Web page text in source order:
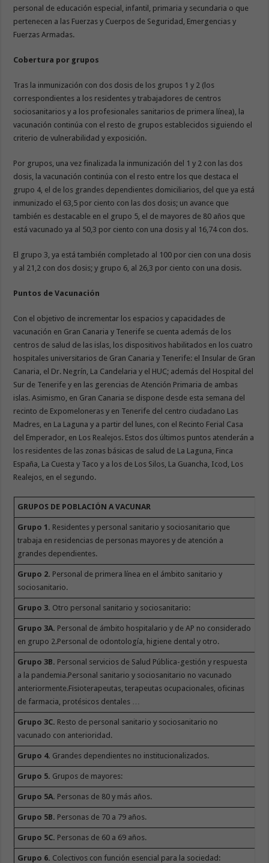
personal de educación especial, infantil, primaria y secundaria o que
pertenecen a las Fuerzas y Cuerpos de Seguridad, Emergencias y
Fuerzas Armadas.
Cobertura por grupos
Tras la inmunización con dos dosis de los grupos 1 y 2 (los
correspondientes a los residentes y trabajadores de centros
sociosanitarios y a los profesionales sanitarios de primera línea), la
vacunación continúa con el resto de grupos establecidos siguiendo el
criterio de vulnerabilidad y exposición.
Por grupos, una vez finalizada la inmunización del 1 y 2 con las dos
dosis, la vacunación continúa con el resto entre los que destaca el
grupo 4, el de los grandes dependientes domiciliarios, del que ya está
inmunizado el 63,5 por ciento con las dos dosis; un avance que
también es destacable en el grupo 5, el de mayores de 80 años que
está vacunado ya al 50,3 por ciento con una dosis y al 16,74 con dos.
El grupo 3, ya está también completado al 100 por cien con una dosis
y al 21,2 con dos dosis; y grupo 6, al 26,3 por ciento con una dosis.
Puntos de Vacunación
Con el objetivo de incrementar los espacios y capacidades de
vacunación en Gran Canaria y Tenerife se cuenta además de los
centros de salud de las islas, los dispositivos habilitados en los cuatro
hospitales universitarios de Gran Canaria y Tenerife: el Insular de Gran
Canaria, el Dr. Negrín, La Candelaria y el HUC; además del Hospital del
Sur de Tenerife y en las gerencias de Atención Primaria de ambas
islas. Asimismo, en Gran Canaria se dispone desde esta semana del
recinto de Expomeloneras y en Tenerife del centro ciudadano Las
Madres, en La Laguna y a partir del lunes, con el Recinto Ferial Casa
del Emperador, en Los Realejos. Estos dos últimos puntos atenderán a
los residentes de las zonas básicas de salud de La Laguna, Finca
España, La Cuesta y Taco y a los de Los Silos, La Guancha, Icod, Los
Realejos, en el segundo.
GRUPOS DE POBLACIÓN A VACUNAR
Grupo 1. Residentes y personal sanitario y sociosanitario que
trabaja en residencias de personas mayores y de atención a
grandes dependientes.
Grupo 2. Personal de primera línea en el ámbito sanitario y
sociosanitario.
Grupo 3. Otro personal sanitario y sociosanitario:
Grupo 3A. Personal de ámbito hospitalario y de AP no considerado
en grupo 2.Personal de odontología, higiene dental y otro.
Grupo 3B. Personal servicios de Salud Pública-gestión y respuesta
a la pandemia.Personal sanitario y sociosanitario no vacunado
anteriormente.Fisioterapeutas, terapeutas ocupacionales, oficinas
de farmacia, protésicos dentales …
Grupo 3C. Resto de personal sanitario y sociosanitario no
vacunado con anterioridad.
Grupo 4. Grandes dependientes no institucionalizados.
Grupo 5. Grupos de mayores:
Grupo 5A. Personas de 80 y más años.
Grupo 5B. Personas de 70 a 79 años.
Grupo 5C. Personas de 60 a 69 años.
Grupo 6. Colectivos con función esencial para la sociedad: